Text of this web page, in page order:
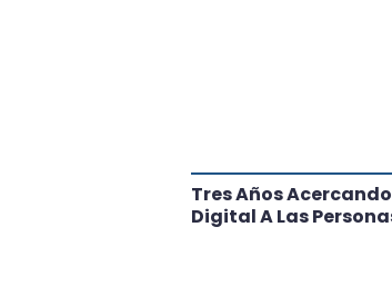
Tres Años
Digital A Las